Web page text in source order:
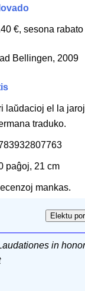
€, sesona
Bellingen, 2009
laŭdacioj el la
traduko.
paĝoj, 21 cm
mankas.
in